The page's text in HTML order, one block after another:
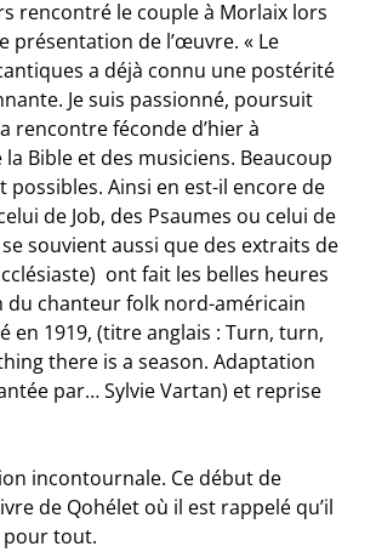
rencontré le couple à Morlaix lors
présentation de l’œuvre. « Le
a déjà connu une postérité
Je suis passionné, poursuit
rencontre féconde d’hier à
la Bible et des musiciens. Beaucoup
possibles. Ainsi en est-il encore de
de Job, des Psaumes ou celui de
souvient aussi que des extraits de
ont fait les belles heures
du chanteur folk nord-américain
en 1919, (titre anglais : Turn, turn,
there is a season. Adaptation
par… Sylvie Vartan) et reprise
incontournale. Ce début de
de Qohélet où il est rappelé qu’il
pour tout.